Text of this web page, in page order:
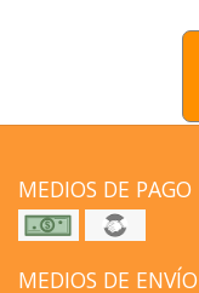
MEDIOS DE PAGO
MEDIOS DE ENVÍO